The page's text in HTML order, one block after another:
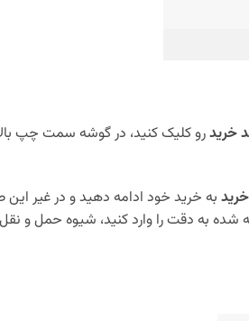
خریدرو کلیک کنید، در گوشه سمت چپ
به خرید خود ادامه دهید و در غیر
به دقت را وارد کنید، شیوه حمل و